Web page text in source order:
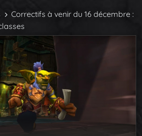
Correctifs à venir du 16 décembre :